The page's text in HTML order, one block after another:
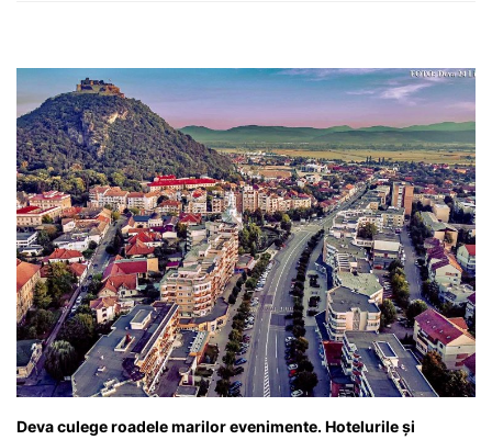
Deva culege roadele marilor evenimente. Hotelurile și